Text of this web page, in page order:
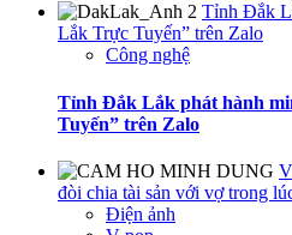
Tỉnh Đắk
Lắk Trực Tuyến” trên Zalo
Công nghệ
Tỉnh Đắk Lắk phát hành
Tuyến” trên Zalo
đòi chia tài sản với vợ trong
Điện ảnh